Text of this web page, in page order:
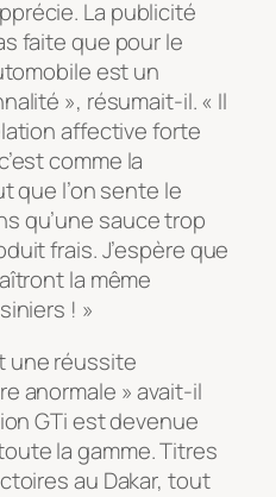
La publicité
faite que pour le
est un
», résumait-il. « Il
affective forte
comme la
que l’on sente le
qu’une sauce trop
frais. J’espère que
la même
! »
une réussite
anormale » avait-il
GTi est devenue
la gamme. Titres
au Dakar, tout